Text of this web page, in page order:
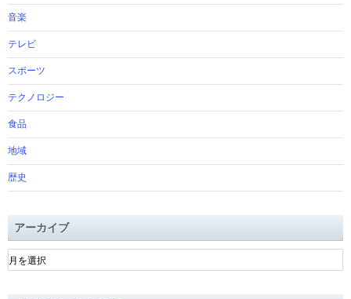
音楽
テレビ
スポーツ
テクノロジー
食品
地域
歴史
アーカイブ
ア
ー